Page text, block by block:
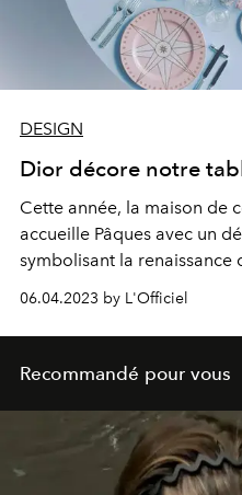
DESIGN
Dior décore notre
Cette année, la maison de
accueille Pâques avec un
symbolisant la
06.04.2023 by L'Officiel
Recommandé pour vous